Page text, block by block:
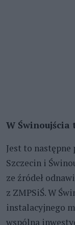
W Świnoujścia
Jest to
Szczecin i
ze źródeł
z ZMPSiŚ. W
instalacyjnego
wspólna